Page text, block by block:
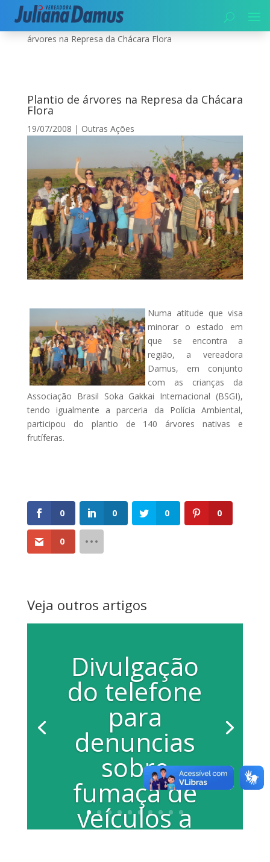
Início|Meio Ambiente|
Plantio de
árvores na Represa da Chácara Flora
Plantio de árvores na Represa da Chácara
Flora
19/07/2008 | Outras Ações
Numa atitude que visa
minorar o estado em
que se encontra a
região, a vereadora
Damus, em conjunto
com as crianças da
Associação Brasil Soka Gakkai Internacional (BSGI),
tendo igualmente a parceria da Polícia Ambiental,
participou do plantio de 140 árvores nativas e
frutíferas.
0 0 0 0
0
Veja outros artigos
Divulgação
do telefone
para
denuncias
sobre
fumaça de
veículos a